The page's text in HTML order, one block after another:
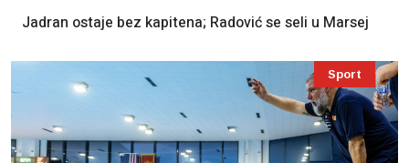
Jadran ostaje bez kapitena; Radović se seli u Marsej
Sport